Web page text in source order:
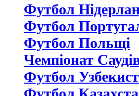
Футбол
Футбол
Футбол Польщі
Чемпіонат
Футбол